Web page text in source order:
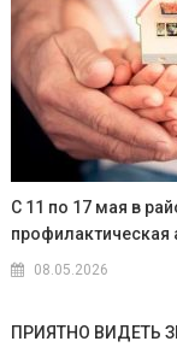
С 11 по 17 мая в
профилактическая
08.05.2026
ПРИЯТНО ВИДЕТЬ